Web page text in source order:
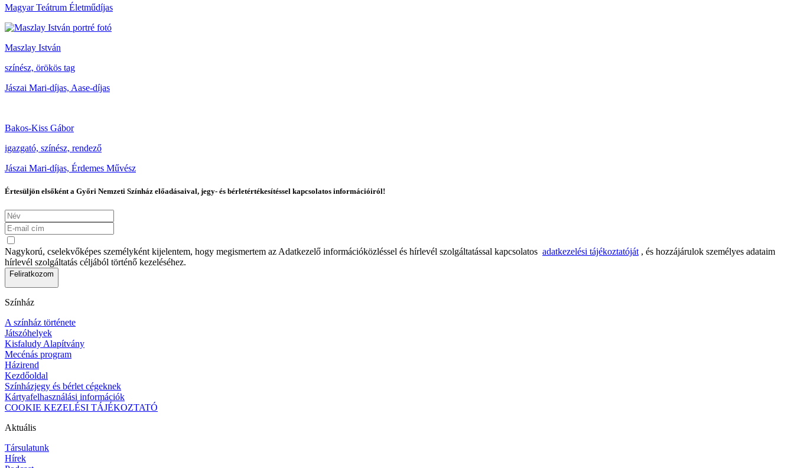
Magyar Teátrum Életműdíjas
Maszlay István
színész, örökös tag
Jászai Mari-díjas, Aase-díjas
Bakos-Kiss Gábor
igazgató, színész, rendező
Jászai Mari-díjas, Érdemes Művész
Értesüljön elsőként a Győri Nemzeti Színház előadásaival, jegy- és bérletértékesítéssel kapcsolatos információiról!
Nagykorú, cselekvőképes személyként kijelentem, hogy megismertem az Adatkezelő információközléssel és hírlevél szolgáltatással kapcsolatos adatkezelési tájékoztatóját , és hozzájárulok személyes adataim
hírlevél szolgáltatás céljából történő kezeléséhez.
Feliratkozom
Színház
A színház története
Játszóhelyek
Kisfaludy Alapítvány
Mecénás program
Házirend
Kezdőoldal
Színházjegy és bérlet cégeknek
Kártyafelhasználási információk
COOKIE KEZELÉSI TÁJÉKOZTATÓ
Aktuális
Társulatunk
Hírek